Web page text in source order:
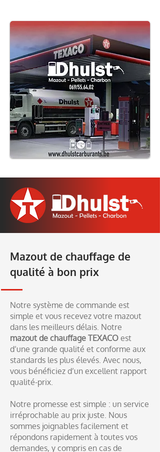
Mazout de chauffage de
qualité à bon prix
Notre système de commande est
simple et vous recevez votre mazout
dans les meilleurs délais. Notre
mazout de chauffage TEXACO est
d’une grande qualité et conforme aux
standards les plus élevés. Avec nous,
vous bénéficiez d’un excellent rapport
qualité-prix.
Notre promesse est simple : un service
irréprochable au prix juste. Nous
sommes joignables facilement et
répondons rapidement à toutes vos
demandes, y compris en cas de